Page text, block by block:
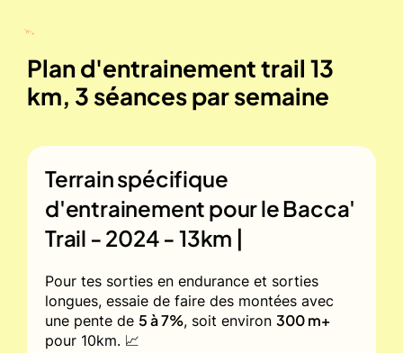
Plan d'entrainement trail 13
km, 3 séances par semaine
Terrain spécifique
d'entrainement pour leBacca'
Trail - 2024 - 13km |
Pour tes sorties en endurance et sorties
longues, essaie de faire des montées avec
une pente de 5 à 7%, soit environ 300 m+
pour 10km. 📈